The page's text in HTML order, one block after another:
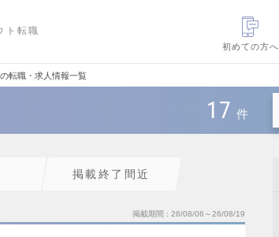
ト転職
初めての方へ
転職・求人情報一覧
17 件
掲載終了間近
掲載期間 26/08/06～26/08/19